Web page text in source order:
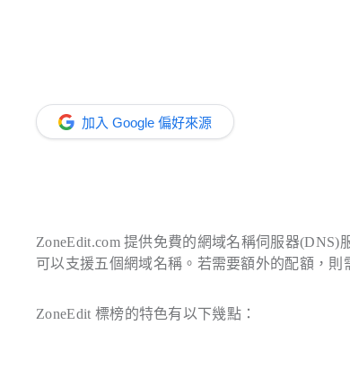
加入 Google 偏好來源
ZoneEdit.com 提供免費的網域名稱伺服器(DNS)
可以支援五個網域名稱。若需要額外的配額，則
ZoneEdit 標榜的特色有以下幾點：